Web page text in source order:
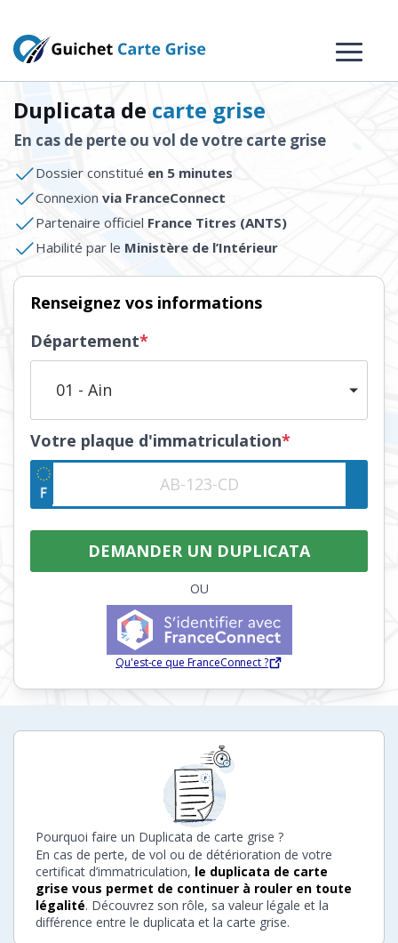
Duplicata de carte grise
En cas de perte ou vol de votre carte grise
Dossier constitué en 5 minutes
Connexion via FranceConnect
Partenaire officiel France Titres (ANTS)
Habilité par le Ministère de l’Intérieur
Renseignez vos informations
Département*
01 - Ain
Votre plaque d'immatriculation*
OU
Qu'est-ce que FranceConnect ?
Pourquoi faire un Duplicata de carte grise ?
En cas de perte, de vol ou de détérioration de votre
certificat d’immatriculation, le duplicata de carte
grise vous permet de continuer à rouler en toute
légalité. Découvrez son rôle, sa valeur légale et la
différence entre le duplicata et la carte grise.